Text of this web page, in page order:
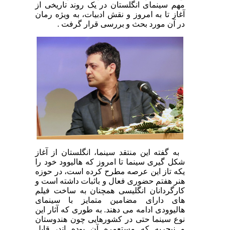
مهم سینمای انگلستان در یک روند تاریخی از
آغاز تا به امروز و نقش ادبیات، به­ ویژه رمان
در آن مورد بحث و بررسی قرار گرفت .
به گفته این منتقد سینما، انگلستان از آغاز
شکل گیری سینما تا امروز که هالیوود خود را
یکه تاز این عرصه مطرح کرده است، در حوزه
هنر هفتم حضوری فعال و باثبات داشته است و
کارگردانان انگلیسی همچنان به ساخت فیلم
های دارای مضامین متمایز با سینمای
هالیوودی ادامه می دهند. به طوری که آثار این
نوع سینما حتی در کشورهایی چون هندوستان